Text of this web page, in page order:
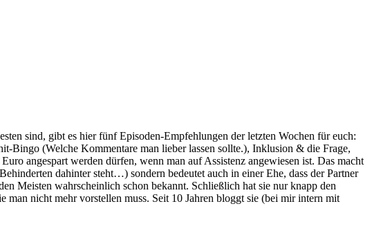
sind, gibt es hier fünf Episoden-Empfehlungen der letzten Wochen für euch:
(Welche Kommentare man lieber lassen sollte.), Inklusion & die Frage,
angespart werden dürfen, wenn man auf Assistenz angewiesen ist. Das macht
dahinter steht…) sondern bedeutet auch in einer Ehe, dass der Partner
Meisten wahrscheinlich schon bekannt. Schließlich hat sie nur knapp den
nicht mehr vorstellen muss. Seit 10 Jahren bloggt sie (bei mir intern mit